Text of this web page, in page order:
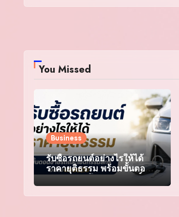
You Missed
Business
รับซื้อรถยนต์อย่างไรให้ได้
ราคายุติธรรม พร้อมขั้นตอน
ขายรถและโอนกรรมสิทธิ์
อย่างปลอดภัย